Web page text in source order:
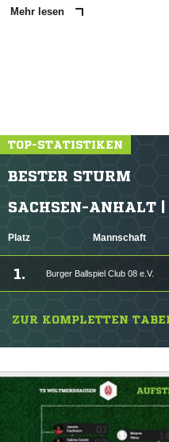
Mehr lesen
TOP-STATISTIKEN
BESTER STURM
SACHSEN-ANHALT
Platz Mannschaft
1. Burger Ballspiel Club 08 e.V.
ZUR KOMPLETTEN